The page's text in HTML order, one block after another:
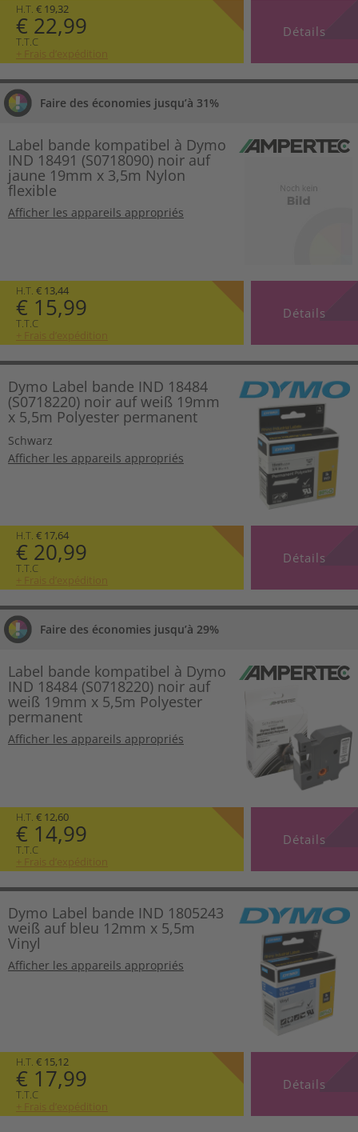
H.T. € 19,32
€ 22,99
T.T.C
+ Frais d’expédition
Détails
Faire des économies jusqu’à 31%
Label bande kompatibel à Dymo
IND 18491 (S0718090) noir auf
jaune 19mm x 3,5m Nylon
flexible
Afficher les appareils appropriés
H.T. € 13,44
€ 15,99
T.T.C
+ Frais d’expédition
Détails
Dymo Label bande IND 18484
(S0718220) noir auf weiß 19mm
x 5,5m Polyester permanent
Schwarz
Afficher les appareils appropriés
H.T. € 17,64
€ 20,99
T.T.C
+ Frais d’expédition
Détails
Faire des économies jusqu’à 29%
Label bande kompatibel à Dymo
IND 18484 (S0718220) noir auf
weiß 19mm x 5,5m Polyester
permanent
Afficher les appareils appropriés
H.T. € 12,60
€ 14,99
T.T.C
+ Frais d’expédition
Détails
Dymo Label bande IND 1805243
weiß auf bleu 12mm x 5,5m
Vinyl
Afficher les appareils appropriés
H.T. € 15,12
€ 17,99
T.T.C
+ Frais d’expédition
Détails